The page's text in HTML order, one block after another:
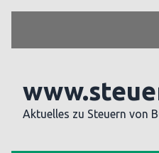
Aktuelles zu Steuern von